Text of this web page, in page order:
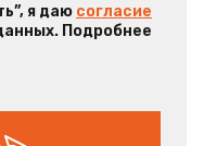
я даю согласие
Подробнее